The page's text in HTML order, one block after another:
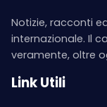
Notizie, racconti
internazionale. Il
veramente, oltre
Link Utili